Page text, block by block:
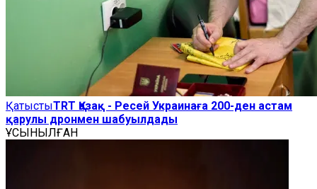
ҚатыстыTRT Қазақ - Ресей Украинаға 200-ден астам
қарулы дронмен шабуылдады
ҰСЫНЫЛҒАН